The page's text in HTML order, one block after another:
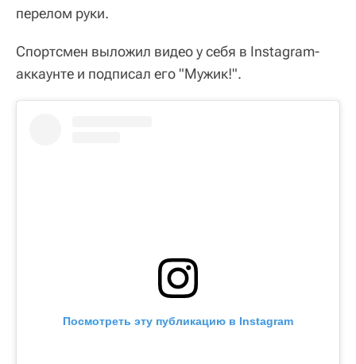
перелом руки.
Спортсмен выложил видео у себя в Instagram-
аккаунте и подписал его "Мужик!".
Посмотреть эту публикацию в Instagram